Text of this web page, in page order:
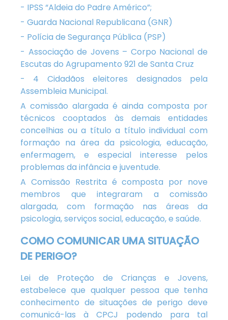
- IPSS “Aldeia do Padre Américo”;
- Guarda Nacional Republicana (GNR)
- Polícia de Segurança Pública (PSP)
- Associação de Jovens – Corpo Nacional de
Escutas do Agrupamento 921 de Santa Cruz
- 4 Cidadãos eleitores designados pela
Assembleia Municipal.
A comissão alargada é ainda composta por
técnicos cooptados às demais entidades
concelhias ou a título a título individual com
formação na área da psicologia, educação,
enfermagem, e especial interesse pelos
problemas da infância e juventude.
A Comissão Restrita é composta por nove
membros que integraram a comissão
alargada, com formação nas áreas da
psicologia, serviços social, educação, e saúde.
COMO COMUNICAR UMA SITUAÇÃO
DE PERIGO?
Lei de Proteção de Crianças e Jovens,
estabelece que qualquer pessoa que tenha
conhecimento de situações de perigo deve
comunicá-las à CPCJ podendo para tal